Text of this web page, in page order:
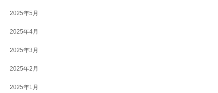
2025年5月
2025年4月
2025年3月
2025年2月
2025年1月